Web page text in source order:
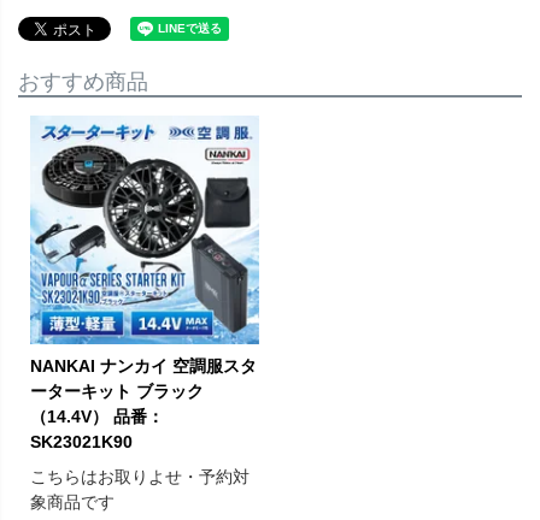
おすすめ商品
NANKAI ナンカイ 空調服スタ
ーターキット ブラック
（14.4V） 品番：
SK23021K90
こちらはお取りよせ・予約対
象商品です